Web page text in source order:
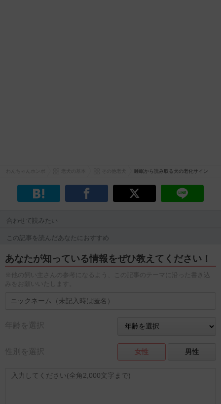
その他老犬 睡眠から読み取る犬の老化サイン
合わせて読みたい
この記事を読んだあなたにおすすめ
あなたが知っている情報をぜひ教えてください！
※他の飼い主さんの参考になるよう、この記事のテーマに沿った書き込
みをお願いいたします。
年齢を選択
性別を選択 女性 男性